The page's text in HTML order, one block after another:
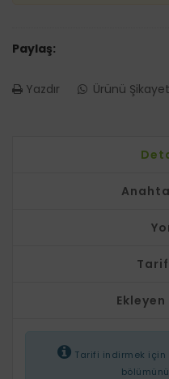
Paylaş:
Yazdır Ürünü
Tarif
Tarifi indirmek için
bölümünü